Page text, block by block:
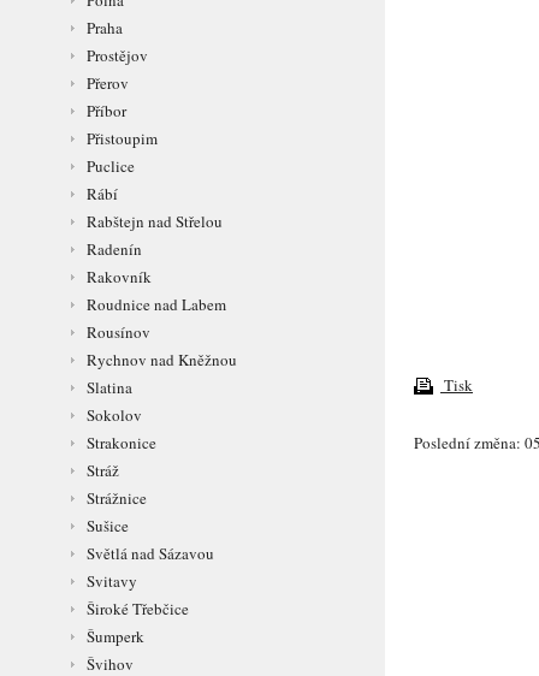
Praha
Prostějov
Přerov
Příbor
Přistoupim
Puclice
Rábí
Rabštejn nad Střelou
Radenín
Rakovník
Roudnice nad Labem
Rousínov
Rychnov nad Kněžnou
Slatina
Sokolov
Strakonice
Stráž
Strážnice
Sušice
Světlá nad Sázavou
Svitavy
Široké Třebčice
Šumperk
Švihov
Tisk
Poslední změna: